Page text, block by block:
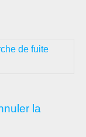
de fuite
la